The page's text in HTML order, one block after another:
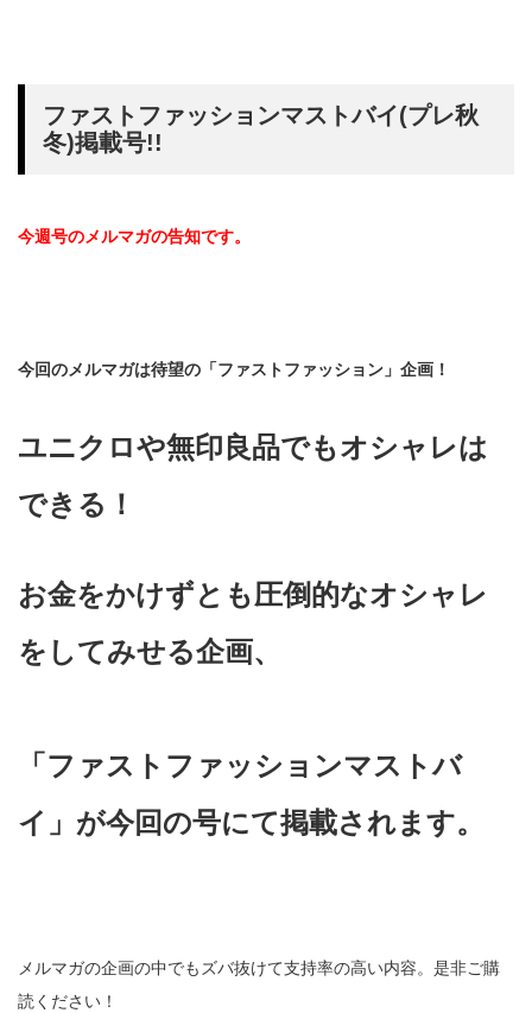
ファストファッションマストバイ(プレ秋
冬)掲載号!!
今週号のメルマガの告知です。
今回のメルマガは待望の「ファストファッション」企画！
ユニクロや無印良品でもオシャレは
できる！
お金をかけずとも圧倒的なオシャレ
をしてみせる企画、
「ファストファッションマストバ
イ」が今回の号にて掲載されます。
メルマガの企画の中でもズバ抜けて支持率の高い内容。是非ご購
読ください！